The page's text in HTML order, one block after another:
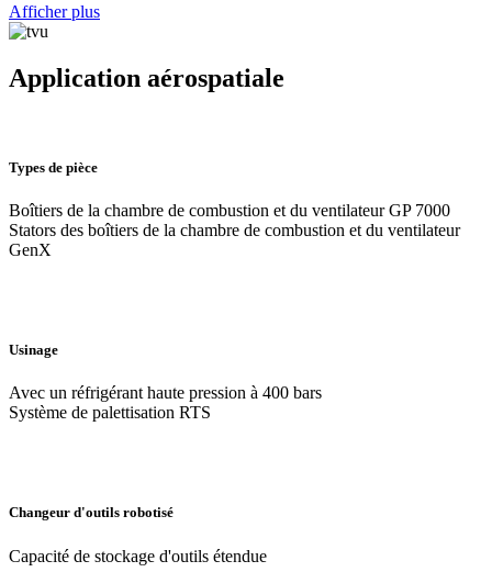
Afficher plus
Application aérospatiale
Types de pièce
Boîtiers de la chambre de combustion et du ventilateur GP 7000
Stators des boîtiers de la chambre de combustion et du ventilateur
GenX
Usinage
Avec un réfrigérant haute pression à 400 bars
Système de palettisation RTS
Changeur d'outils robotisé
Capacité de stockage d'outils étendue